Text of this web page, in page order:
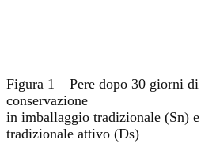
Figura 1 – Pere dopo 30 giorni di
conservazione
in imballaggio tradizionale (Sn) e
tradizionale attivo (Ds)